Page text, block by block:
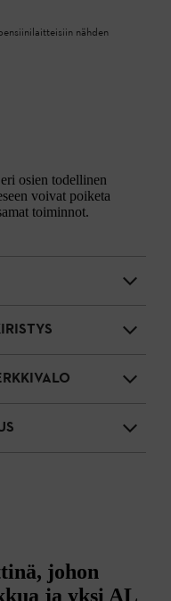
nähden
osien todellinen
voivat poiketa
toiminnot.
johon
ja yksi AL